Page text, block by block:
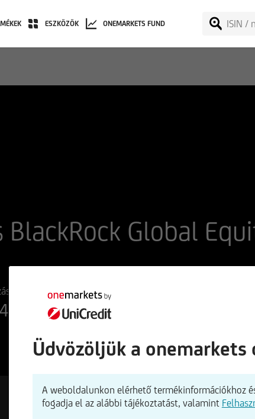
ESZKÖZÖK ONEMARKETS FUND
Global
+2,40 EUR
Üdvözöljük a onemarkets
A weboldalunkon elérhető termékinformációkhoz
fogadja el az alábbi tájékoztatást, valamint